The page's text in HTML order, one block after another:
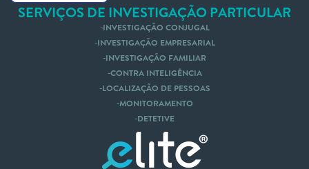
SERVIÇOS DE INVESTIGAÇÃO PARTICULAR
INVESTIGAÇÃO CONJUGAL
INVESTIGAÇÃO EMPRESARIAL
INVESTIGAÇÃO FAMILIAR
CONTRA INTELIGÊNCIA
LOCALIZAÇÃO DE PESSOAS
MONITORAMENTO
DETETIVE